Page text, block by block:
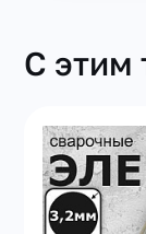
С этим